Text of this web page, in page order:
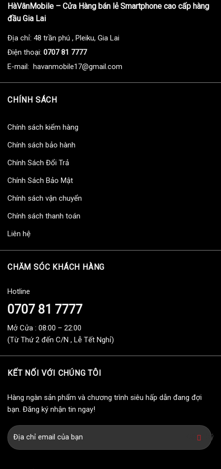
HàVânMobile – Cửa Hàng bán lẻ Smartphone cao cấp hàng
đầu Gia Lai
Địa chỉ: 48 trần phú , Pleiku, Gia Lai
Điện thoại: 0707 81 7777
E-mail: havanmobile17@gmail.com
CHÍNH SÁCH
Chính sách kiểm hàng
Chính sách bảo hành
Chính Sách Đổi Trả
Chính Sách Bảo Mật
Chính sách vận chuyển
Chính sách thanh toán
Liên hệ
CHĂM SÓC KHÁCH HÀNG
Hotline
0707 81 7777
Mở Cửa : 08:00 – 22:00
(Từ Thứ 2 đến C/N , Lễ Tết Nghỉ)
KẾT NỐI VỚI CHÚNG TÔI
Hàng ngàn sản phẩm và chương trình siêu hấp dẫn đang đợi
bạn. Đăng ký nhận tin ngay!